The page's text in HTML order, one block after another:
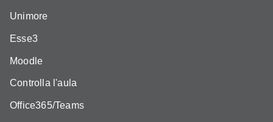
Unimore
Esse3
Moodle
Controlla l'aula
Office365/Teams